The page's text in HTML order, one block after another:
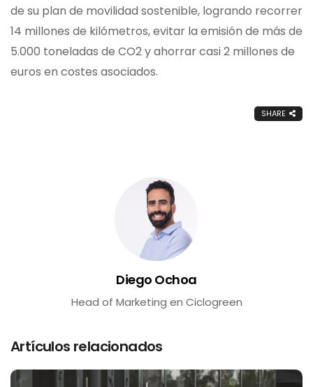
de su plan de movilidad sostenible, logrando recorrer
14 millones de kilómetros, evitar la emisión de más de
5.000 toneladas de CO2 y ahorrar casi 2 millones de
euros en costes asociados.
SHARE
Diego Ochoa
Head of Marketing en Ciclogreen
Artículos relacionados